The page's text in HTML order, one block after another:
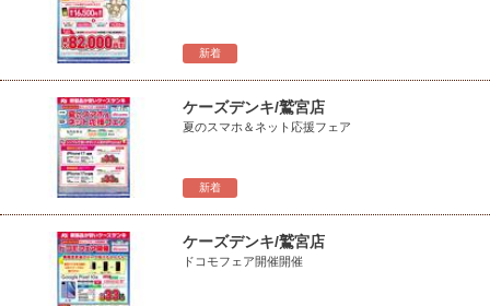
新着
新着
ケーズデンキ/鷲宮店
夏のスマホ＆ネット応援フェア
ケーズデンキ/鷲宮店
ドコモフェア開催開催